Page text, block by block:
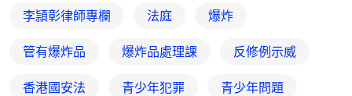
李頴彰律師專欄 法庭 爆炸
管有爆炸品 爆炸品處理課 反修例示威
香港國安法 青少年犯罪 青少年問題